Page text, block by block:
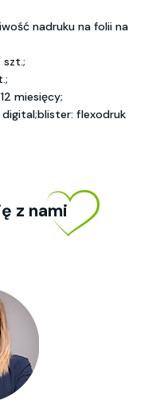
nadruku na folii na
szt.;
miesięcy;
digital;blister: flexodruk
z nami